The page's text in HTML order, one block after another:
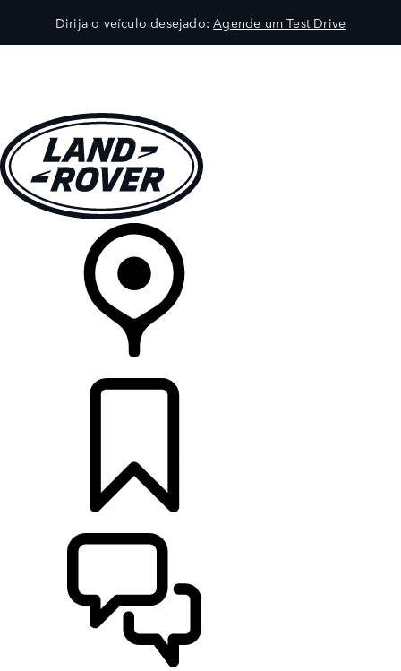
Dirija o veículo desejado:Agende um Test Drive